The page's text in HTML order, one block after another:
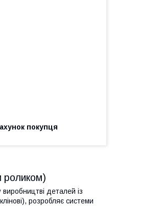
покупця
роликом)
деталей із
розробляє системи